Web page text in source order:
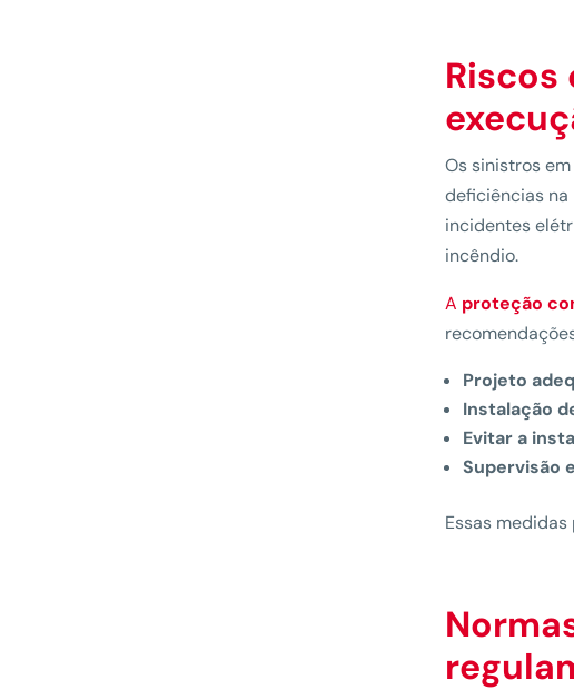
Os sinistros
deficiências
incidentes
incêndio.
A proteção
Projeto
Instalação
Evitar a
Supervisão
Essas